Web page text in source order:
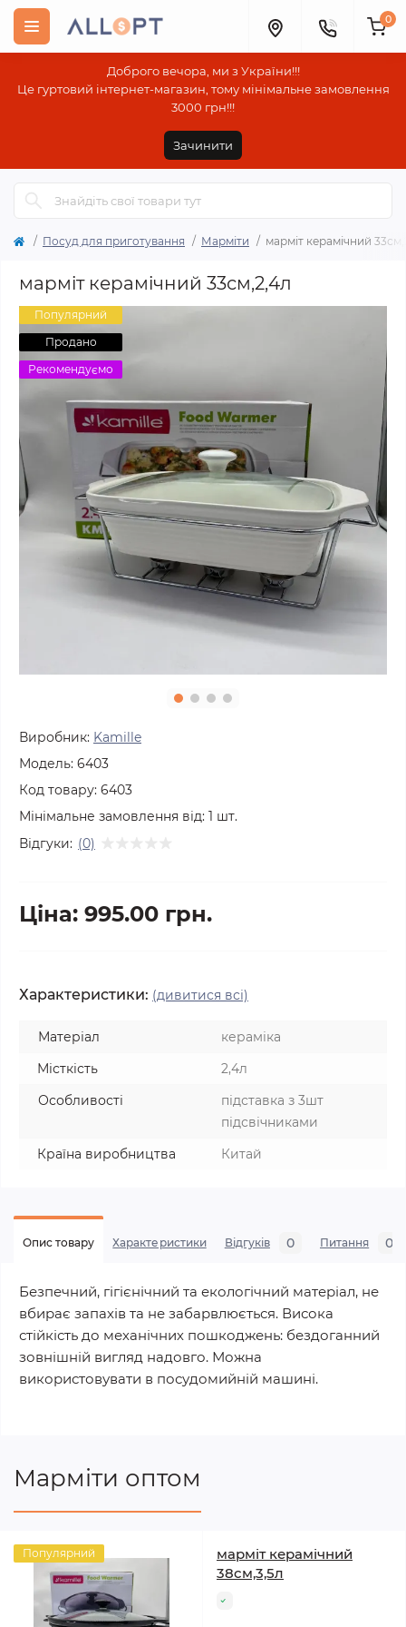
Доброго вечора, ми з України!!!
Це гуртовий інтернет-магазин, тому мінімальне замовлення
3000 грн!!!
Зачинити
0
Посуд для приготування Марміти марміт керамічний
марміт керамічний 33см,2,4л
Популярний
Продано
Рекомендуємо
Виробник: Kamille
Модель: 6403
Код товару: 6403
Мінімальне замовлення від: 1 шт.
Відгуки: (0)
Ціна: 995.00 грн.
Характеристики: (дивитися всі)
Матеріал
кераміка
Місткість
2,4л
Особливості
підставка з 3шт
підсвічниками
Країна виробництва
Китай
Опис товару Характеристики Відгуків 0 Питання 0
Безпечний, гігієнічний та екологічний матеріал, не
вбирає запахів та не забарвлюється. Висока
стійкість до механічних пошкоджень: бездоганний
зовнішній вигляд надовго. Можна
використовувати в посудомийній машині.
Марміти оптом
Популярний
марміт керамічний
38см,3,5л